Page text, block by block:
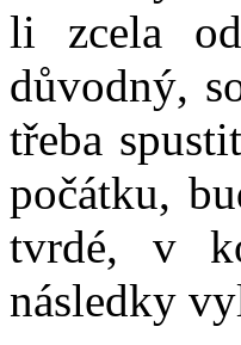
li zcela
důvodný,
třeba
počátku,
tvrdé, v
následky